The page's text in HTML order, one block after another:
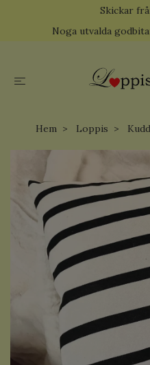
Skickar
Noga utvalda
Hem Loppis